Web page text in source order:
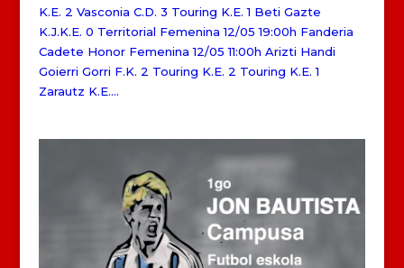
K.E. 2 Vasconia C.D. 3 Touring K.E. 1 Beti Gazte
K.J.K.E. 0 Territorial Femenina 12/05 19:00h Fanderia
Cadete Honor Femenina 12/05 11:00h Arizti Handi
Goierri Gorri F.K. 2 Touring K.E. 2 Touring K.E. 1
Zarautz K.E....